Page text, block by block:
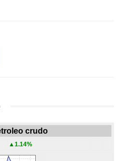
crudo
▲1.14%